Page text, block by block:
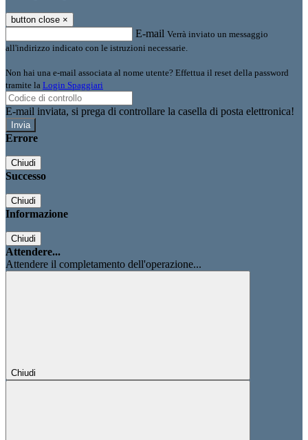
button close ×
E-mail Verrà inviato un messaggio
all'indirizzo indicato con le istruzioni necessarie.
Non hai una e-mail associata al nome utente? Effettua il reset della password
tramite la Login Spaggiari
E-mail inviata, si prega di controllare la casella di posta elettronica!
Errore
Chiudi
Successo
Chiudi
Informazione
Chiudi
Attendere...
Attendere il completamento dell'operazione...
Chiudi